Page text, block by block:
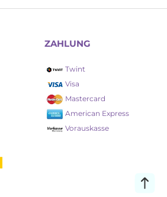
ZAHLUNG
Twint
Visa
Mastercard
American Express
Vorauskasse